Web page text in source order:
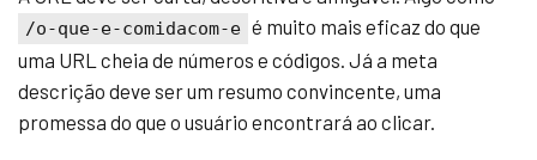
/o-que-e-comidacom-e é muito mais eficaz do que
uma URL cheia de números e códigos. Já a meta
descrição deve ser um resumo convincente, uma
promessa do que o usuário encontrará ao clicar.